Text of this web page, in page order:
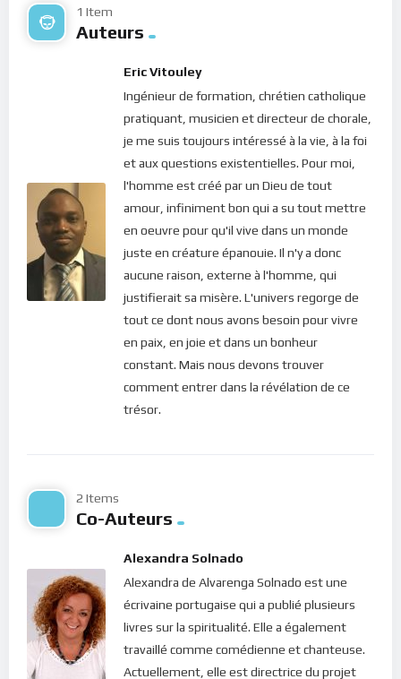
telle situation ? Pourquoi ne devrions-nous pas être comme
telle ou telle autre personne… ? Ce genre de
cette soif permanente de comprendre le but de la vie ici…
Néanmoins, les situations jugées difficiles, afflictions ou
problèmes subsistent. Elles vont et viennent, et ne semble
tenir aucun compte de nos déceptions, irritations,
lamentations et culpabilités… Au contraire, plus on se plaint
d’un problème, plus il est susceptible de se reproduire dans
notre vie. En fait, tant qu’on n’a pas encore compris et qu’on
n’est pas arrivé à dénicher et accepter la vraie source, le
problème revient, un peu comme pour nous amener à la
lumière afin de nous affranchir… Ainsi, si les chiens me font
peur, j’aurai toujours tendance à vivre des situations où je me
retrouve en face de chiens… Si je n’aime pas être humilié ou
agressé, il est fort probable que je me retrouve souvent dans
des situations qui me confrontent à ces peurs. Mais alors,
pourquoi vit-on de tels cycles dans notre vie sur terre,
nos peurs. Pour hisser notre esprit au rang d’être de lumière,
tel qu’il était avant de venir en ce monde. Pour entrer dans le
félicité et de vie heureuse que le Christ nous a déjà donnée en
héritage (Jean 10.10). Lorsqu’on dit que nous sommes en
pélerinage sur cette terre pour faire des expériences, il s’agit
de ce genre d’expériences destinées à nous affranchir des
poches d’imperfection qui subsistent encore dans notre
esprit. C’est ce qu’il faut comprendre par “naître d’eau et
1 Item
Auteurs
Eric Vitouley
Ingénieur de formation, chrétien catholique
pratiquant, musicien et directeur de chorale,
je me suis toujours intéressé à la vie, à la foi
et aux questions existentielles. Pour moi,
l'homme est créé par un Dieu de tout
amour, infiniment bon qui a su tout mettre
en oeuvre pour qu'il vive dans un monde
juste en créature épanouie. Il n'y a donc
aucune raison, externe à l'homme, qui
justifierait sa misère. L'univers regorge de
tout ce dont nous avons besoin pour vivre
en paix, en joie et dans un bonheur
constant. Mais nous devons trouver
comment entrer dans la révélation de ce
trésor.
2 Items
Co-Auteurs
Alexandra Solnado
Alexandra de Alvarenga Solnado est une
écrivaine portugaise qui a publié plusieurs
livres sur la spiritualité. Elle a également
travaillé comme comédienne et chanteuse.
Actuellement, elle est directrice du projet